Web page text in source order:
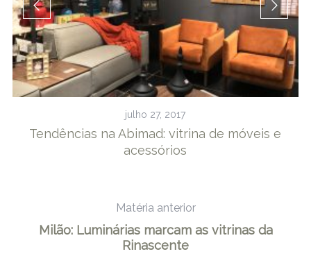
julho 27, 2017
Tendências na Abimad: vitrina de móveis e
acessórios
Matéria anterior
Milão: Luminárias marcam as vitrinas da
Rinascente